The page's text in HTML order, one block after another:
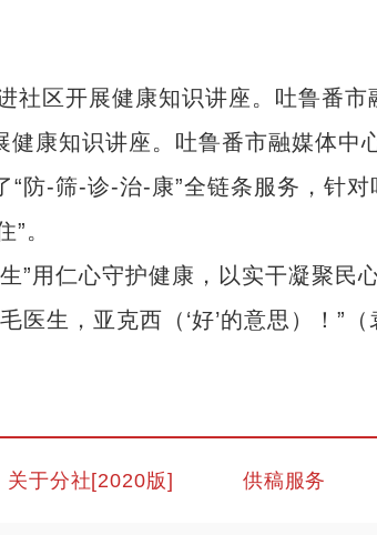
健康知识讲座。吐鲁番市融媒体中
-筛-诊-治-康”全链条服务，针对
。
用仁心守护健康，以实干凝聚民
医生，亚克西（‘好’的意思）！”（
关于分社[2020版] 供稿服务